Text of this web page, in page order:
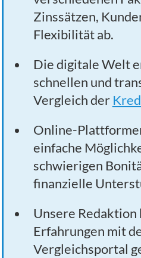
Zinssätzen,
Flexibilität ab.
Die digitale Welt
schnellen und
Vergleich der
Online-
einfache
schwierigen
finanzielle
Unsere Redaktion
Erfahrungen mit
Vergleichsportal